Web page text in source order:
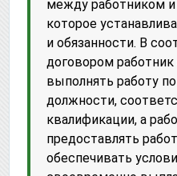
между работником и
которое
и обязанности. В
договором работник
выполнять работу
должности,
квалификации, а
предоставлять
обеспечивать